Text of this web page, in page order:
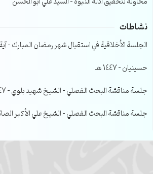
نشاطات
الجلسة الأخلاقية في استقبال شهر رمضان المبارك –
حسينيان – 1447 هـ
جلسة مناقشة البحث الفصلي – الشيخ شهيد بلوي – 1447 هـ
جلسة مناقشة البحث الفصلي – الشيخ علي الأكبر الصائغ –